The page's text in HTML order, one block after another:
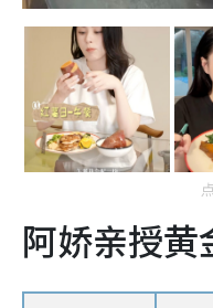
阿娇亲授黄